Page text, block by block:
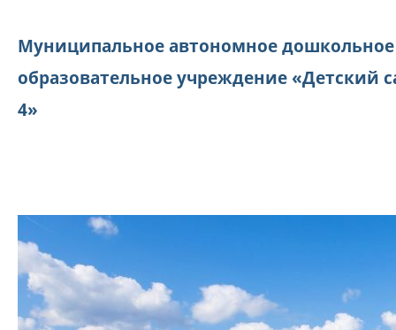
Муниципальное автономное дошкольное
образовательное учреждение «Детский
4»